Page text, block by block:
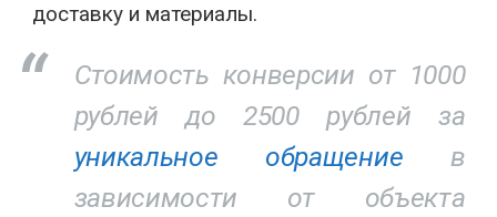
доставку и материалы.
Стоимость конверсии от 1000
рублей до 2500 рублей за
уникальное обращение в
зависимости от объекта